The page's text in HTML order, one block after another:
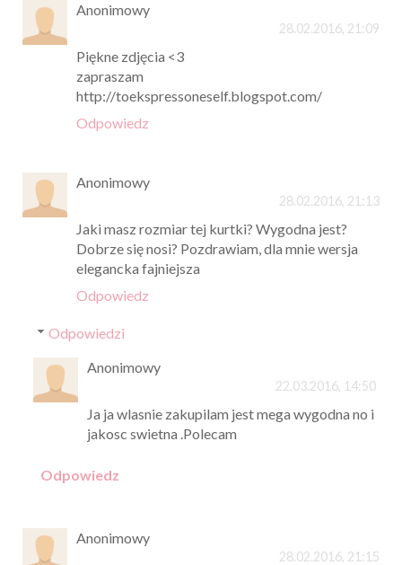
Anonimowy
28.02.2016, 21:09
Piękne zdjęcia <3
zapraszam
http://toekspressoneself.blogspot.com/
Odpowiedz
Anonimowy
28.02.2016, 21:13
Jaki masz rozmiar tej kurtki? Wygodna jest?
Dobrze się nosi? Pozdrawiam, dla mnie wersja
elegancka fajniejsza
Odpowiedz
Odpowiedzi
Anonimowy
22.03.2016, 14:50
Ja ja wlasnie zakupilam jest mega wygodna no i
jakosc swietna .Polecam
Odpowiedz
Anonimowy
28.02.2016, 21:15